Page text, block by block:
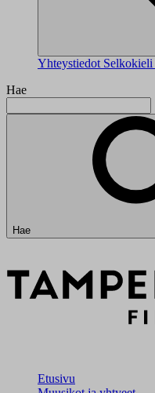
Yhteystiedot Selkokieli
Hae
Hae
Etusivu